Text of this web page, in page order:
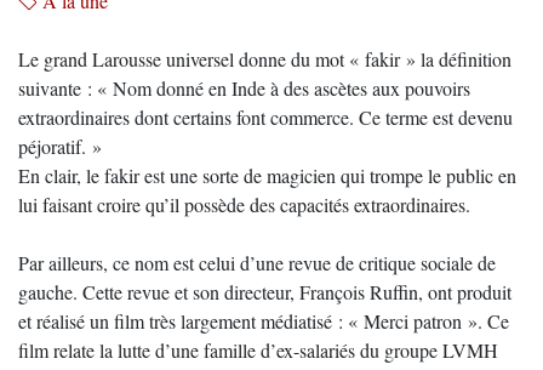
Le grand Larousse universel donne du mot « fakir » la définition
suivante : « Nom donné en Inde à des ascètes aux pouvoirs
extraordinaires dont certains font commerce. Ce terme est devenu
péjoratif. »
En clair, le fakir est une sorte de magicien qui trompe le public en
lui faisant croire qu’il possède des capacités extraordinaires.
Par ailleurs, ce nom est celui d’une revue de critique sociale de
gauche. Cette revue et son directeur, François Ruffin, ont produit
et réalisé un film très largement médiatisé : « Merci patron ». Ce
film relate la lutte d’une famille d’ex-salariés du groupe LVMH